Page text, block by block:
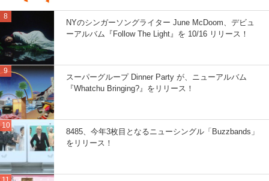
NYのシンガーソングライター June McDoom、デビュ
ーアルバム『Follow The Light』を 10/16 リリース！
スーパーグループ Dinner Party が、ニューアルバム
『Whatchu Bringing?』をリリース！
8485、今年3枚目となるニューシングル「Buzzbands」
をリリース！